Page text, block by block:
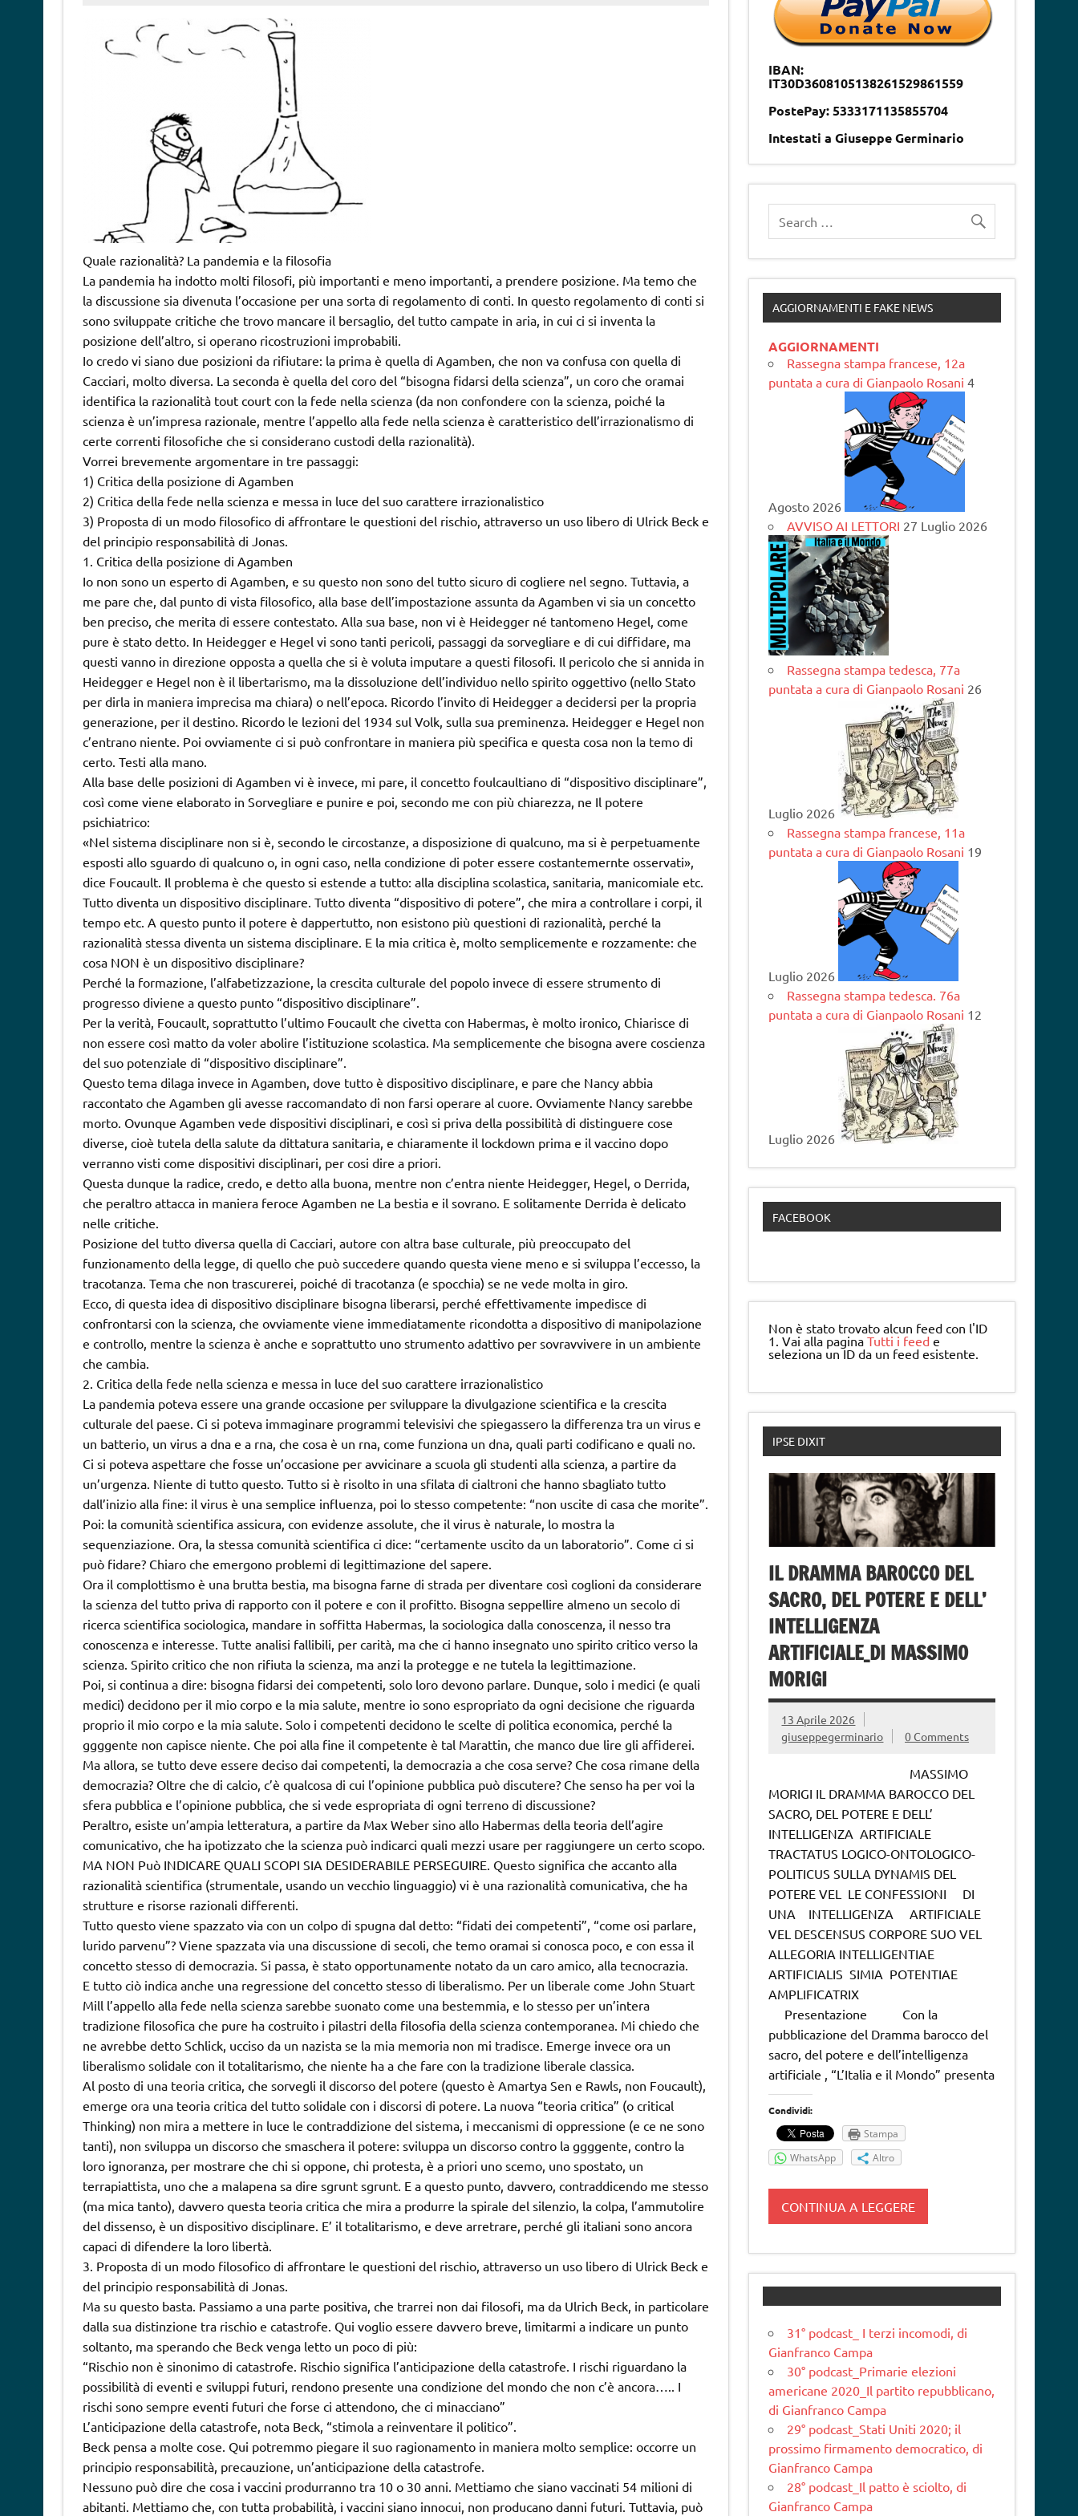
Quale razionalità? La pandemia e la filosofia
La pandemia ha indotto molti filosofi, più importanti e meno importanti, a prendere posizione. Ma temo che
la discussione sia divenuta l’occasione per una sorta di regolamento di conti. In questo regolamento di conti si
sono sviluppate critiche che trovo mancare il bersaglio, del tutto campate in aria, in cui ci si inventa la
posizione dell’altro, si operano ricostruzioni improbabili.
Io credo vi siano due posizioni da rifiutare: la prima è quella di Agamben, che non va confusa con quella di
Cacciari, molto diversa. La seconda è quella del coro del “bisogna fidarsi della scienza”, un coro che oramai
identifica la razionalità tout court con la fede nella scienza (da non confondere con la scienza, poiché la
scienza è un’impresa razionale, mentre l’appello alla fede nella scienza è caratteristico dell’irrazionalismo di
certe correnti filosofiche che si considerano custodi della razionalità).
Vorrei brevemente argomentare in tre passaggi:
1) Critica della posizione di Agamben
2) Critica della fede nella scienza e messa in luce del suo carattere irrazionalistico
3) Proposta di un modo filosofico di affrontare le questioni del rischio, attraverso un uso libero di Ulrick Beck e
del principio responsabilità di Jonas.
1. Critica della posizione di Agamben
Io non sono un esperto di Agamben, e su questo non sono del tutto sicuro di cogliere nel segno. Tuttavia, a
me pare che, dal punto di vista filosofico, alla base dell’impostazione assunta da Agamben vi sia un concetto
ben preciso, che merita di essere contestato. Alla sua base, non vi è Heidegger né tantomeno Hegel, come
pure è stato detto. In Heidegger e Hegel vi sono tanti pericoli, passaggi da sorvegliare e di cui diffidare, ma
questi vanno in direzione opposta a quella che si è voluta imputare a questi filosofi. Il pericolo che si annida in
Heidegger e Hegel non è il libertarismo, ma la dissoluzione dell’individuo nello spirito oggettivo (nello Stato
per dirla in maniera imprecisa ma chiara) o nell’epoca. Ricordo l’invito di Heidegger a decidersi per la propria
generazione, per il destino. Ricordo le lezioni del 1934 sul Volk, sulla sua preminenza. Heidegger e Hegel non
c’entrano niente. Poi ovviamente ci si può confrontare in maniera più specifica e questa cosa non la temo di
certo. Testi alla mano.
Alla base delle posizioni di Agamben vi è invece, mi pare, il concetto foulcaultiano di “dispositivo disciplinare”,
così come viene elaborato in Sorvegliare e punire e poi, secondo me con più chiarezza, ne Il potere
psichiatrico:
«Nel sistema disciplinare non si è, secondo le circostanze, a disposizione di qualcuno, ma si è perpetuamente
esposti allo sguardo di qualcuno o, in ogni caso, nella condizione di poter essere costantemernte osservati»,
dice Foucault. Il problema è che questo si estende a tutto: alla disciplina scolastica, sanitaria, manicomiale etc.
Tutto diventa un dispositivo disciplinare. Tutto diventa “dispositivo di potere”, che mira a controllare i corpi, il
tempo etc. A questo punto il potere è dappertutto, non esistono più questioni di razionalità, perché la
razionalità stessa diventa un sistema disciplinare. E la mia critica è, molto semplicemente e rozzamente: che
cosa NON è un dispositivo disciplinare?
Perché la formazione, l’alfabetizzazione, la crescita culturale del popolo invece di essere strumento di
progresso diviene a questo punto “dispositivo disciplinare”.
Per la verità, Foucault, soprattutto l’ultimo Foucault che civetta con Habermas, è molto ironico, Chiarisce di
non essere così matto da voler abolire l’istituzione scolastica. Ma semplicemente che bisogna avere coscienza
del suo potenziale di “dispositivo disciplinare”.
Questo tema dilaga invece in Agamben, dove tutto è dispositivo disciplinare, e pare che Nancy abbia
raccontato che Agamben gli avesse raccomandato di non farsi operare al cuore. Ovviamente Nancy sarebbe
morto. Ovunque Agamben vede dispositivi disciplinari, e così si priva della possibilità di distinguere cose
diverse, cioè tutela della salute da dittatura sanitaria, e chiaramente il lockdown prima e il vaccino dopo
verranno visti come dispositivi disciplinari, per cosi dire a priori.
Questa dunque la radice, credo, e detto alla buona, mentre non c’entra niente Heidegger, Hegel, o Derrida,
che peraltro attacca in maniera feroce Agamben ne La bestia e il sovrano. E solitamente Derrida è delicato
nelle critiche.
Posizione del tutto diversa quella di Cacciari, autore con altra base culturale, più preoccupato del
funzionamento della legge, di quello che può succedere quando questa viene meno e si sviluppa l’eccesso, la
tracotanza. Tema che non trascurerei, poiché di tracotanza (e spocchia) se ne vede molta in giro.
Ecco, di questa idea di dispositivo disciplinare bisogna liberarsi, perché effettivamente impedisce di
confrontarsi con la scienza, che ovviamente viene immediatamente ricondotta a dispositivo di manipolazione
e controllo, mentre la scienza è anche e soprattutto uno strumento adattivo per sovravvivere in un ambiente
che cambia.
2. Critica della fede nella scienza e messa in luce del suo carattere irrazionalistico
La pandemia poteva essere una grande occasione per sviluppare la divulgazione scientifica e la crescita
culturale del paese. Ci si poteva immaginare programmi televisivi che spiegassero la differenza tra un virus e
un batterio, un virus a dna e a rna, che cosa è un rna, come funziona un dna, quali parti codificano e quali no.
Ci si poteva aspettare che fosse un’occasione per avvicinare a scuola gli studenti alla scienza, a partire da
un’urgenza. Niente di tutto questo. Tutto si è risolto in una sfilata di cialtroni che hanno sbagliato tutto
dall’inizio alla fine: il virus è una semplice influenza, poi lo stesso competente: “non uscite di casa che morite”.
Poi: la comunità scientifica assicura, con evidenze assolute, che il virus è naturale, lo mostra la
sequenziazione. Ora, la stessa comunità scientifica ci dice: “certamente uscito da un laboratorio”. Come ci si
può fidare? Chiaro che emergono problemi di legittimazione del sapere.
Ora il complottismo è una brutta bestia, ma bisogna farne di strada per diventare così coglioni da considerare
la scienza del tutto priva di rapporto con il potere e con il profitto. Bisogna seppellire almeno un secolo di
ricerca scientifica sociologica, mandare in soffitta Habermas, la sociologica dalla conoscenza, il nesso tra
conoscenza e interesse. Tutte analisi fallibili, per carità, ma che ci hanno insegnato uno spirito critico verso la
scienza. Spirito critico che non rifiuta la scienza, ma anzi la protegge e ne tutela la legittimazione.
Poi, si continua a dire: bisogna fidarsi dei competenti, solo loro devono parlare. Dunque, solo i medici (e quali
medici) decidono per il mio corpo e la mia salute, mentre io sono espropriato da ogni decisione che riguarda
proprio il mio corpo e la mia salute. Solo i competenti decidono le scelte di politica economica, perché la
ggggente non capisce niente. Che poi alla fine il competente è tal Marattin, che manco due lire gli affiderei.
Ma allora, se tutto deve essere deciso dai competenti, la democrazia a che cosa serve? Che cosa rimane della
democrazia? Oltre che di calcio, c’è qualcosa di cui l’opinione pubblica può discutere? Che senso ha per voi la
sfera pubblica e l’opinione pubblica, che si vede espropriata di ogni terreno di discussione?
Peraltro, esiste un’ampia letteratura, a partire da Max Weber sino allo Habermas della teoria dell’agire
comunicativo, che ha ipotizzato che la scienza può indicarci quali mezzi usare per raggiungere un certo scopo.
MA NON Può INDICARE QUALI SCOPI SIA DESIDERABILE PERSEGUIRE. Questo significa che accanto alla
razionalità scientifica (strumentale, usando un vecchio linguaggio) vi è una razionalità comunicativa, che ha
strutture e risorse razionali differenti.
Tutto questo viene spazzato via con un colpo di spugna dal detto: “fidati dei competenti”, “come osi parlare,
lurido parvenu”? Viene spazzata via una discussione di secoli, che temo oramai si conosca poco, e con essa il
concetto stesso di democrazia. Si passa, è stato opportunamente notato da un caro amico, alla tecnocrazia.
E tutto ciò indica anche una regressione del concetto stesso di liberalismo. Per un liberale come John Stuart
Mill l’appello alla fede nella scienza sarebbe suonato come una bestemmia, e lo stesso per un’intera
tradizione filosofica che pure ha costruito i pilastri della filosofia della scienza contemporanea. Mi chiedo che
ne avrebbe detto Schlick, ucciso da un nazista se la mia memoria non mi tradisce. Emerge invece ora un
liberalismo solidale con il totalitarismo, che niente ha a che fare con la tradizione liberale classica.
Al posto di una teoria critica, che sorvegli il discorso del potere (questo è Amartya Sen e Rawls, non Foucault),
emerge ora una teoria critica del tutto solidale con i discorsi di potere. La nuova “teoria critica” (o critical
Thinking) non mira a mettere in luce le contraddizione del sistema, i meccanismi di oppressione (e ce ne sono
tanti), non sviluppa un discorso che smaschera il potere: sviluppa un discorso contro la ggggente, contro la
loro ignoranza, per mostrare che chi si oppone, chi protesta, è a priori uno scemo, uno spostato, un
terrapiattista, uno che a malapena sa dire sgrunt sgrunt. E a questo punto, davvero, contraddicendo me stesso
(ma mica tanto), davvero questa teoria critica che mira a produrre la spirale del silenzio, la colpa, l’ammutolire
del dissenso, è un dispositivo disciplinare. E’ il totalitarismo, e deve arretrare, perché gli italiani sono ancora
capaci di difendere la loro libertà.
3. Proposta di un modo filosofico di affrontare le questioni del rischio, attraverso un uso libero di Ulrick Beck e
del principio responsabilità di Jonas.
Ma su questo basta. Passiamo a una parte positiva, che trarrei non dai filosofi, ma da Ulrich Beck, in particolare
dalla sua distinzione tra rischio e catastrofe. Qui voglio essere davvero breve, limitarmi a indicare un punto
soltanto, ma sperando che Beck venga letto un poco di più:
“Rischio non è sinonimo di catastrofe. Rischio significa l’anticipazione della catastrofe. I rischi riguardano la
possibilità di eventi e sviluppi futuri, rendono presente una condizione del mondo che non c’è ancora….. I
rischi sono sempre eventi futuri che forse ci attendono, che ci minacciano”
L’anticipazione della catastrofe, nota Beck, “stimola a reinventare il politico”.
Beck pensa a molte cose. Qui potremmo piegare il suo ragionamento in maniera molto semplice: occorre un
principio responsabilità, precauzione, un’anticipazione della catastrofe.
Nessuno può dire che cosa i vaccini produrranno tra 10 o 30 anni. Mettiamo che siano vaccinati 54 milioni di
abitanti. Mettiamo che, con tutta probabilità, i vaccini siano innocui, non producano danni futuri. Tuttavia, può
IBAN:
IT30D3608105138261529861559
PostePay: 5333171135855704
Intestati a Giuseppe Germinario
AGGIORNAMENTI E FAKE NEWS
AGGIORNAMENTI
Rassegna stampa francese, 12a
puntata a cura di Gianpaolo Rosani 4
Agosto 2026
AVVISO AI LETTORI 27 Luglio 2026
Rassegna stampa tedesca, 77a
puntata a cura di Gianpaolo Rosani 26
Luglio 2026
Rassegna stampa francese, 11a
puntata a cura di Gianpaolo Rosani 19
Luglio 2026
Rassegna stampa tedesca. 76a
puntata a cura di Gianpaolo Rosani 12
Luglio 2026
FACEBOOK
Non è stato trovato alcun feed con l'ID
1. Vai alla paginaTutti i feed e
seleziona un ID da un feed esistente.
IPSE DIXIT
IL DRAMMA BAROCCO DEL
SACRO, DEL POTERE E DELL’
INTELLIGENZA
ARTIFICIALE_DI MASSIMO
MORIGI
13 Aprile 2026
giuseppegerminario
0 Comments
MASSIMO
MORIGI IL DRAMMA BAROCCO DEL
SACRO, DEL POTERE E DELL’
INTELLIGENZA ARTIFICIALE
TRACTATUS LOGICO-ONTOLOGICO-
POLITICUS SULLA DYNAMIS DEL
POTERE VEL LE CONFESSIONI DI
UNA INTELLIGENZA ARTIFICIALE
VEL DESCENSUS CORPORE SUO VEL
ALLEGORIA INTELLIGENTIAE
ARTIFICIALIS SIMIA POTENTIAE
AMPLIFICATRIX
Presentazione Con la
pubblicazione del Dramma barocco del
sacro, del potere e dell’intelligenza
artificiale , “L’Italia e il Mondo” presenta
Condividi:
Stampa
WhatsApp
Altro
CONTINUA A LEGGERE
31° podcast_ I terzi incomodi, di
Gianfranco Campa
30° podcast_Primarie elezioni
americane 2020_Il partito repubblicano,
di Gianfranco Campa
29° podcast_Stati Uniti 2020; il
prossimo firmamento democratico, di
Gianfranco Campa
28° podcast_Il patto è sciolto, di
Gianfranco Campa